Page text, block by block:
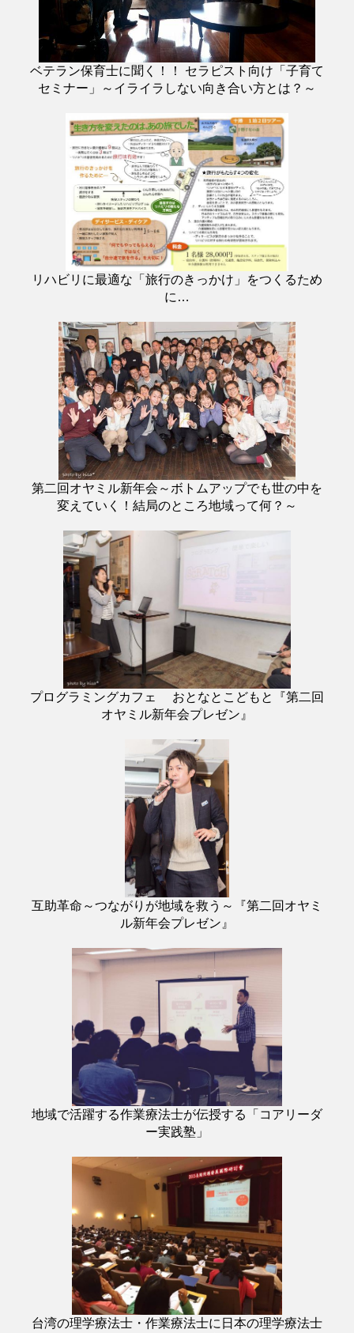
ベテラン保育士に聞く！！ セラピスト向け「子育て
セミナー」～イライラしない向き合い方とは？～
リハビリに最適な「旅行のきっかけ」をつくるため
に…
第二回オヤミル新年会～ボトムアップでも世の中を
変えていく！結局のところ地域って何？～
プログラミングカフェ おとなとこどもと『第二回
オヤミル新年会プレゼン』
互助革命～つながりが地域を救う～『第二回オヤミ
ル新年会プレゼン』
地域で活躍する作業療法士が伝授する「コアリーダ
ー実践塾」
台湾の理学療法士・作業療法士に日本の理学療法士